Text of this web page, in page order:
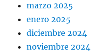
marzo 2025
enero 2025
diciembre 2024
noviembre 2024